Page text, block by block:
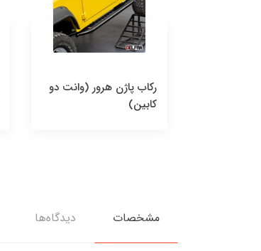
رکاب پاژن هرور (وانت دو
کابین)
مشخصات دیدگاه‌ها